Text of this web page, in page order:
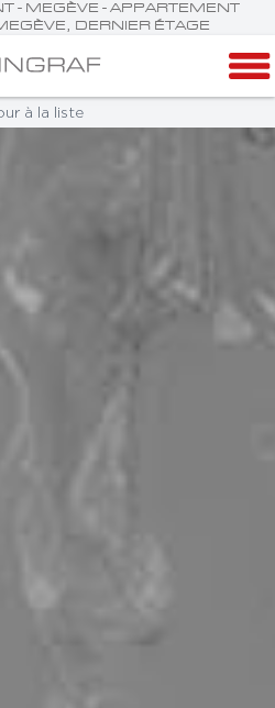
- MEGÈVE - APPARTEMENT
DERNIER ÉTAGE
à la liste